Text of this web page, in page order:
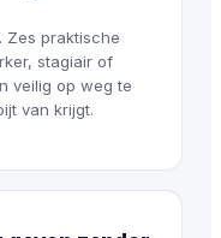
Zes praktische
stagiair of
veilig op weg te
van krijgt.